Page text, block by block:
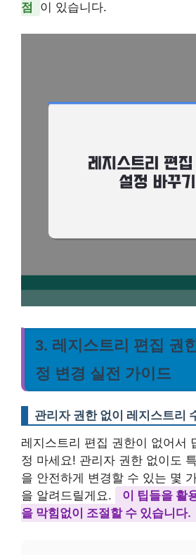
점
이 있습니다.
3. 레지스트리 편집 권
정 변경 실전 가이드
관리자 권한 없이 레지스트리
레지스트리 편집 권한이 없어서
정 마세요! 관리자 권한 없이도
을 안전하게 변경할 수 있는 몇
을 알려드릴게요.
이 팁들을 활
을 막힘없이 조절할 수 있습니다.